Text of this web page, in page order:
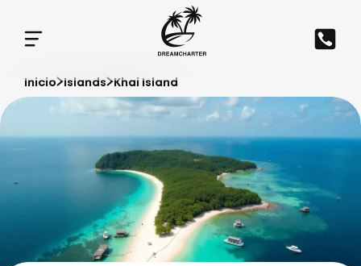
Inicio Islands Khai Island